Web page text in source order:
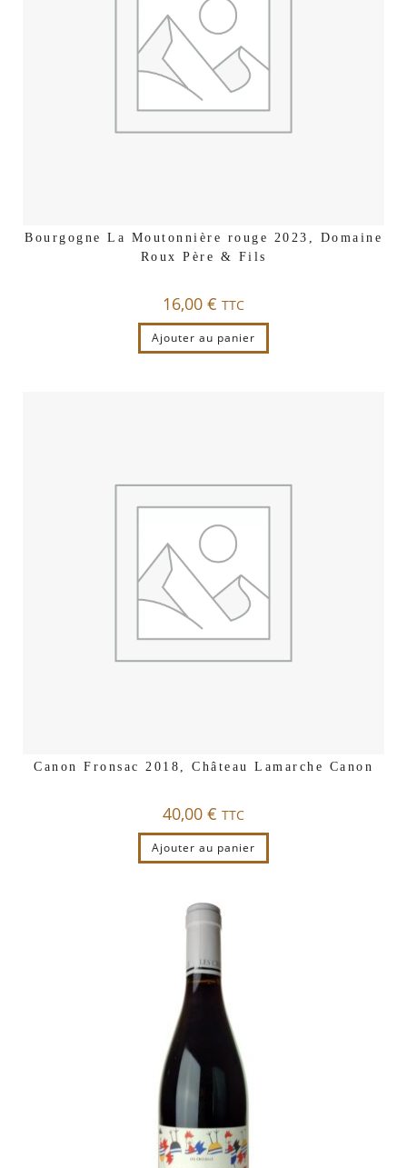
Bourgogne La Moutonnière rouge 2023, Domaine
Roux Père & Fils
16,00 € TTC
Ajouter au panier
Canon Fronsac 2018, Château Lamarche Canon
40,00 € TTC
Ajouter au panier